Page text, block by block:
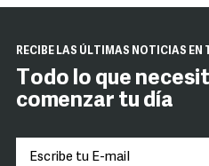
RECIBE LAS ÚLTIMAS NOTICIAS EN
Todo lo que
comenzar tu día